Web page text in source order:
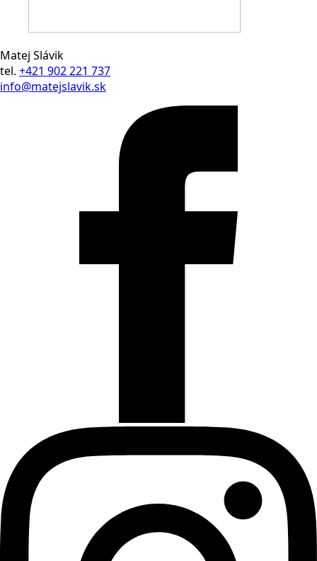
Matej Slávik
tel. +421 902 221 737
info@matejslavik.sk